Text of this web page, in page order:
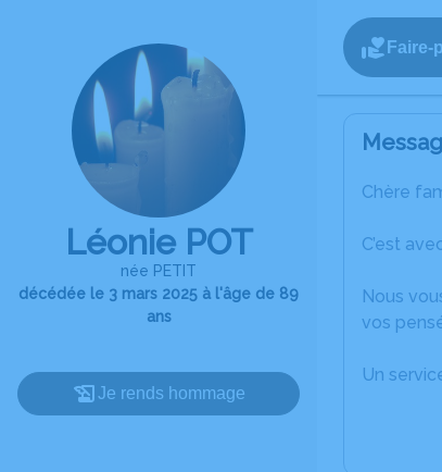
Léonie POT
née PETIT
décédée le 3 mars 2025 à l'âge de 89
ans
Je rends hommage
Faire-
Chère
C’est
Nous
vos
Un